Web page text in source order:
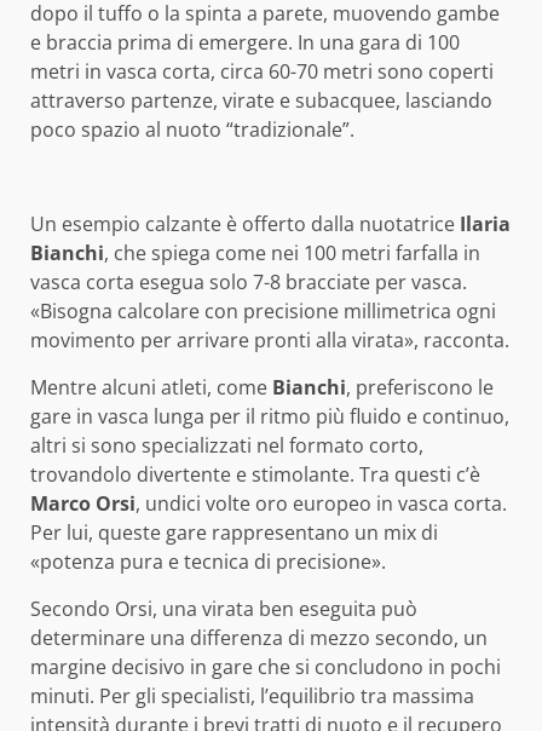
dopo il tuffo o la spinta a parete, muovendo gambe
e braccia prima di emergere. In una gara di 100
metri in vasca corta, circa 60-70 metri sono coperti
attraverso partenze, virate e subacquee, lasciando
poco spazio al nuoto “tradizionale”.
Un esempio calzante è offerto dalla nuotatrice Ilaria
Bianchi, che spiega come nei 100 metri farfalla in
vasca corta esegua solo 7-8 bracciate per vasca.
«Bisogna calcolare con precisione millimetrica ogni
movimento per arrivare pronti alla virata», racconta.
Mentre alcuni atleti, come Bianchi, preferiscono le
gare in vasca lunga per il ritmo più fluido e continuo,
altri si sono specializzati nel formato corto,
trovandolo divertente e stimolante. Tra questi c’è
Marco Orsi, undici volte oro europeo in vasca corta.
Per lui, queste gare rappresentano un mix di
«potenza pura e tecnica di precisione».
Secondo Orsi, una virata ben eseguita può
determinare una differenza di mezzo secondo, un
margine decisivo in gare che si concludono in pochi
minuti. Per gli specialisti, l’equilibrio tra massima
intensità durante i brevi tratti di nuoto e il recupero